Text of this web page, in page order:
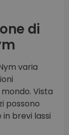
di
varia
Vista
possono
brevi lassi